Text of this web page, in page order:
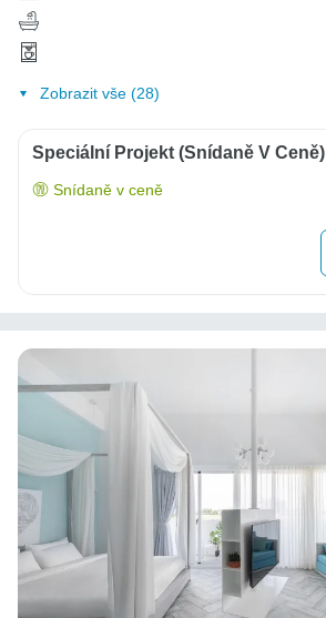
Zobrazit vše (28)
Speciální Projekt (snídaně V Ceně)
Snídaně v ceně